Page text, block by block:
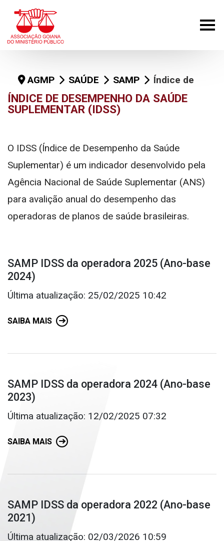
ÍNDICE DE DESEMPENHO DA SAÚDE
SUPLEMENTAR (IDSS)
AGMP SAÚDE SAMP Índice de Desempenho da Saúde Suplementar (IDSS)
O IDSS (Índice de Desempenho da Saúde
Suplementar) é um indicador desenvolvido pela
Agência Nacional de Saúde Suplementar (ANS)
para avalição anual do desempenho das
operadoras de planos de saúde brasileiras.
SAMP IDSS da operadora 2025 (Ano-base
2024)
Última atualização: 25/02/2025 10:42
SAIBA MAIS
SAMP IDSS da operadora 2024 (Ano-base
2023)
Última atualização: 12/02/2025 07:32
SAIBA MAIS
SAMP IDSS da operadora 2022 (Ano-base
2021)
Última atualização: 02/03/2026 10:59